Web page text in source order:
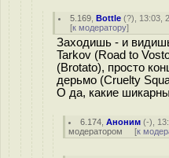
5.169 ,Bottle (?), 13:03,
[к модератору]
Заходишь - и
Tarkov (Road to
(Brotato), просто
дeрьмо (Cruelty
О да, какие
6.174 ,Аноним (-),
модератором [к